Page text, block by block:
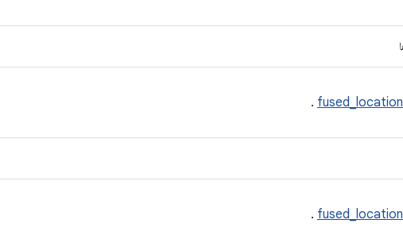
.
.